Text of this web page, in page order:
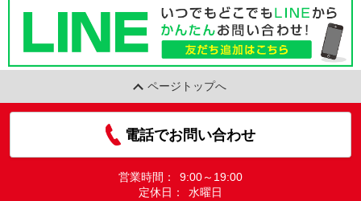
ページトップへ
電話でお問い合わせ
営業時間：
9:00～19:00
定休日：
水曜日